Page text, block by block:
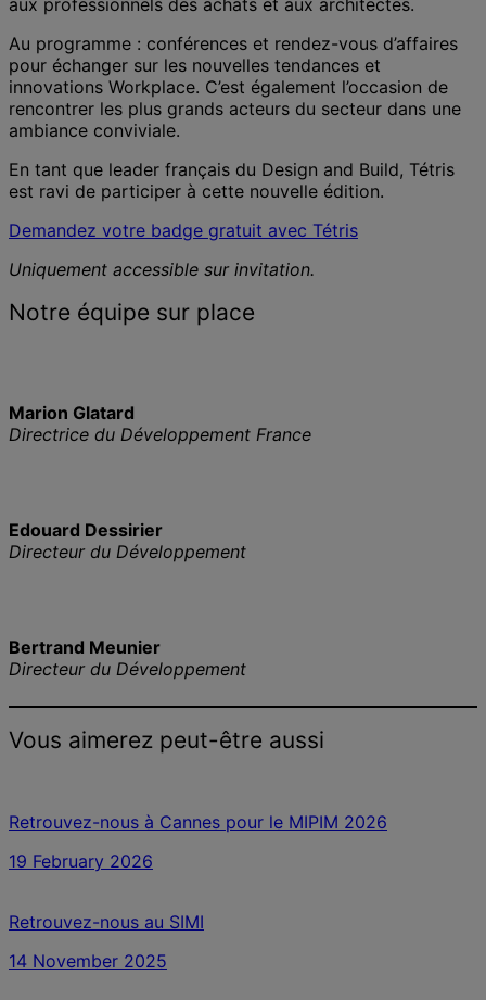
Au programme : conférences et rendez-vous d’affaires
pour échanger sur les nouvelles tendances et
innovations Workplace. C’est également l’occasion de
rencontrer les plus grands acteurs du secteur dans une
ambiance conviviale.
En tant que leader français du Design and Build, Tétris
est ravi de participer à cette nouvelle édition.
Demandez votre badge gratuit avec Tétris
Uniquement accessible sur invitation.
Notre équipe sur place
Marion Glatard
Directrice du Développement France
Edouard Dessirier
Directeur du Développement
Bertrand Meunier
Directeur du Développement
Vous aimerez peut-être aussi
Retrouvez-nous à Cannes pour le MIPIM 2026
19 February 2026
Retrouvez-nous au SIMI
14 November 2025